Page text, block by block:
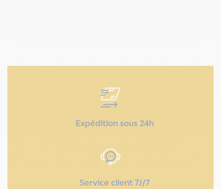
Expédition sous 24h
Service client 7J/7